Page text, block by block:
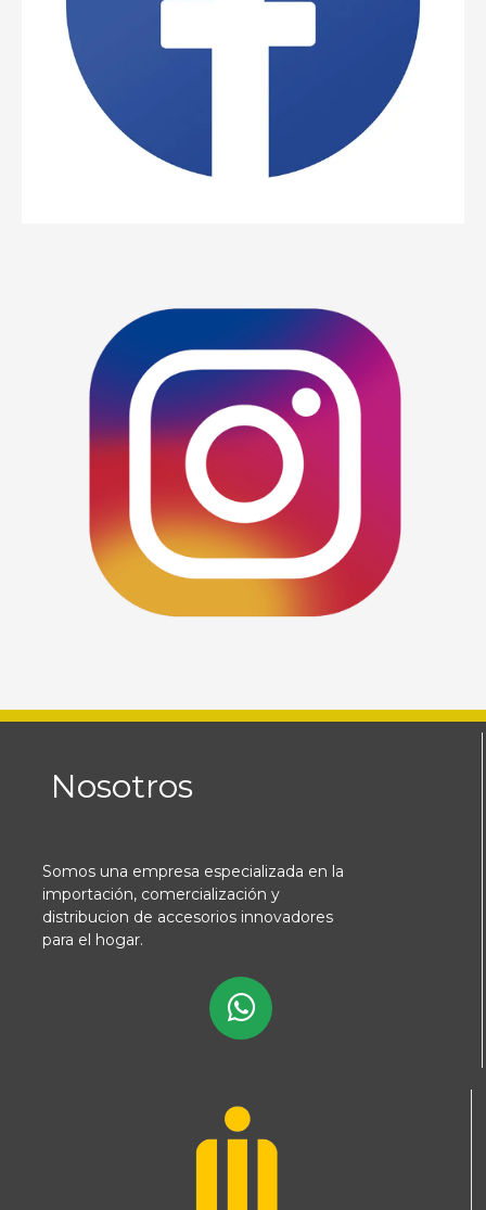
Nosotros
Somos una empresa especializada en la
importación, comercialización y
distribucion de accesorios innovadores
para el hogar.